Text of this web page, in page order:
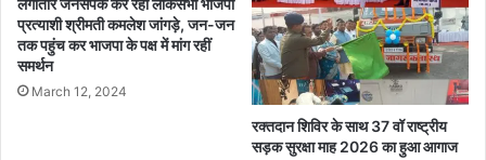
की
स
म
स्या
प्रत्याशी श्रीमती कमलेश जांगड़े, जन-जन
तक पहुंच कर भाजपा के पक्ष में मांग रहीं
समर्थन
March 12, 2024
रक्तदान शिविर के साथ 37 वॉ राष्ट्रीय
सड़क सुरक्षा माह 2026 का हुआ आगाज